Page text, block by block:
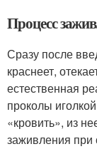
Процесс
Сразу после
краснеет,
естественная
проколы
«кровить», из
заживления